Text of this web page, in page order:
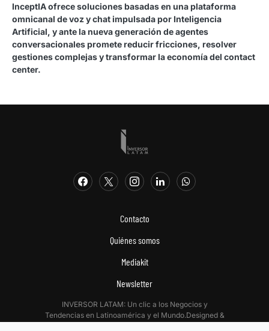
InceptIA ofrece soluciones basadas en una plataforma
omnicanal de voz y chat impulsada por Inteligencia
Artificial, y ante la nueva generación de agentes
conversacionales promete reducir fricciones, resolver
gestiones complejas y transformar la economía del contact
center.
Contacto
Quiénes somos
Mediakit
Newsletter
INVERSOR LATAM: Un clic a los Negocios y
Tendencias en Latinoamérica y el Mundo.Designed &